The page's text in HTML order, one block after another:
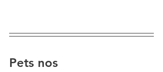
Pets nos